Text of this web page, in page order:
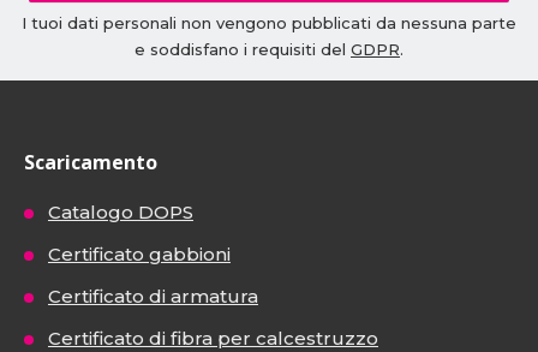
I tuoi dati personali non vengono pubblicati da nessuna parte
e soddisfano i requisiti del GDPR.
Scaricamento
Catalogo DOPS
Certificato gabbioni
Certificato di armatura
Certificato di fibra per calcestruzzo